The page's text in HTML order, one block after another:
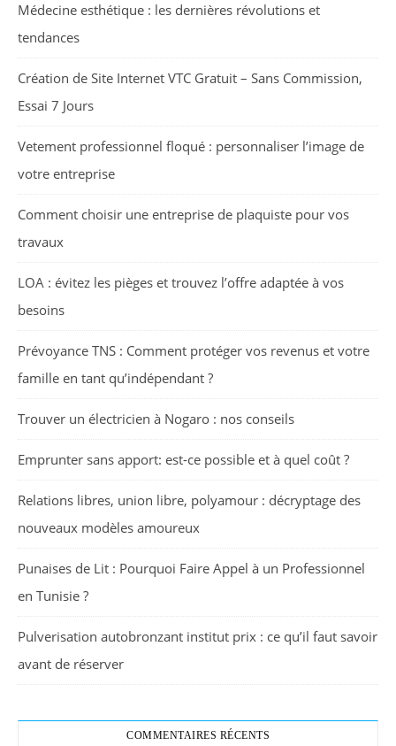
Médecine esthétique : les dernières révolutions et
tendances
Création de Site Internet VTC Gratuit – Sans Commission,
Essai 7 Jours
Vetement professionnel floqué : personnaliser l’image de
votre entreprise
Comment choisir une entreprise de plaquiste pour vos
travaux
LOA : évitez les pièges et trouvez l’offre adaptée à vos
besoins
Prévoyance TNS : Comment protéger vos revenus et votre
famille en tant qu’indépendant ?
Trouver un électricien à Nogaro : nos conseils
Emprunter sans apport: est-ce possible et à quel coût ?
Relations libres, union libre, polyamour : décryptage des
nouveaux modèles amoureux
Punaises de Lit : Pourquoi Faire Appel à un Professionnel
en Tunisie ?
Pulverisation autobronzant institut prix : ce qu’il faut savoir
avant de réserver
COMMENTAIRES RÉCENTS